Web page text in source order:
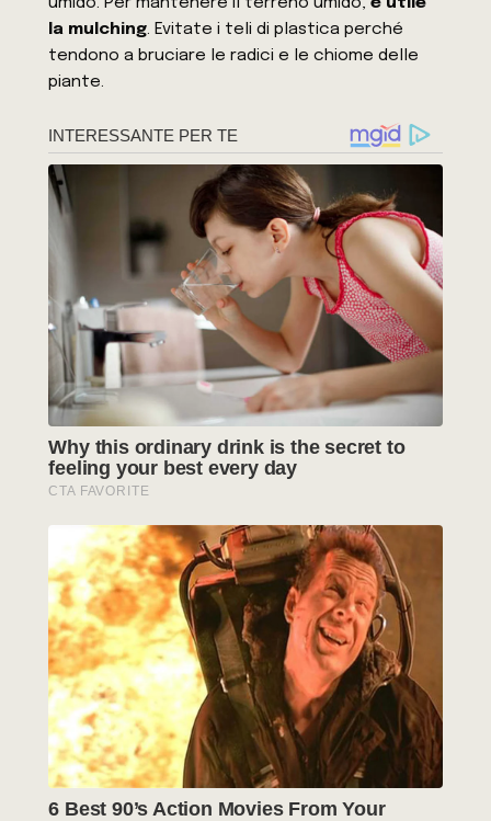
la mulching. Evitate i teli di plastica perché
tendono a bruciare le radici e le chiome delle
piante.